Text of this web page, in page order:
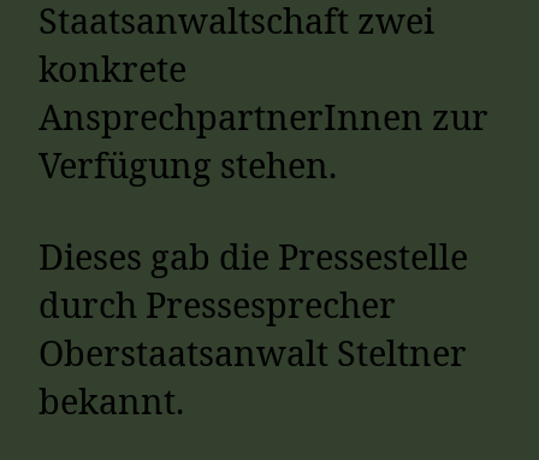
Staatsanwaltschaft zwei
konkrete
AnsprechpartnerInnen zur
Verfügung stehen.
Dieses gab die Pressestelle
durch Pressesprecher
Oberstaatsanwalt Steltner
bekannt.